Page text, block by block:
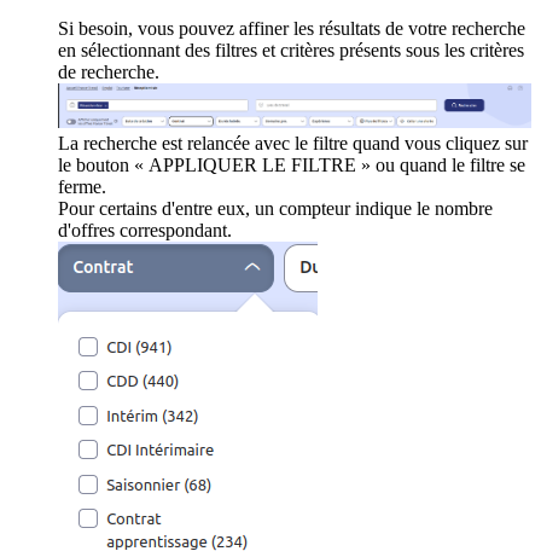
Si besoin, vous pouvez affiner les résultats de votre recherche
en sélectionnant des filtres et critères présents sous les critères
de recherche.
La recherche est relancée avec le filtre quand vous cliquez sur
le bouton « APPLIQUER LE FILTRE » ou quand le filtre se
ferme.
Pour certains d'entre eux, un compteur indique le nombre
d'offres correspondant.